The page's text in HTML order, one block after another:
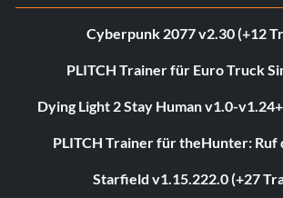
Cyberpunk 2077 v2.30 (+12
PLITCH Trainer für Euro Truck
Dying Light 2 Stay Human v1.0-
PLITCH Trainer für theHunter: Ruf
Starfield v1.15.222.0 (+27